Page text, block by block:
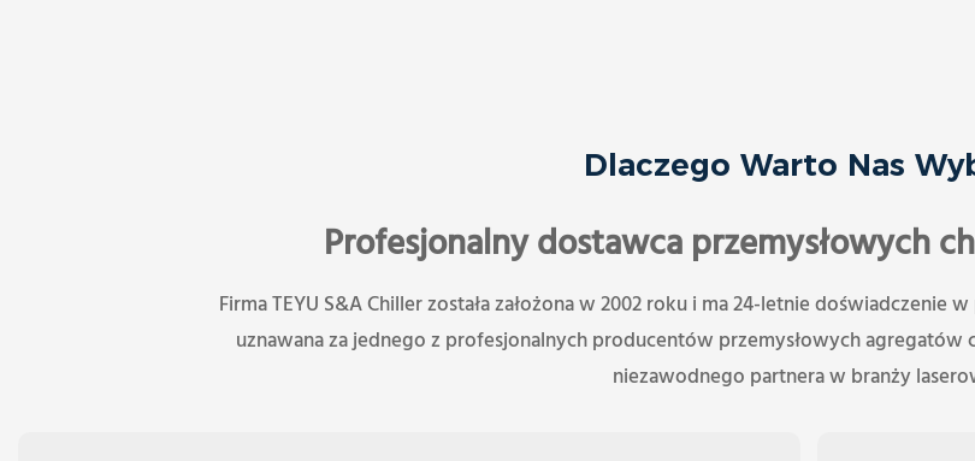
Dlaczego Warto Nas
Profesjonalny dostawca przemysłowych
Firma TEYU S&A Chiller została założona w 2002 roku i ma 24-letnie
uznawana za jednego z profesjonalnych producentów przemysłowych agregatów
niezawodnego partnera w branży